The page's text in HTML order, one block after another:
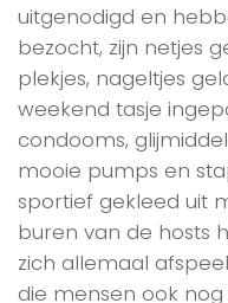
uitgenodigd en
bezocht, zijn netjes
plekjes, nageltjes
weekend tasje
condooms,
mooie pumps en
sportief gekleed uit
buren van de hosts
zich allemaal
die mensen ook